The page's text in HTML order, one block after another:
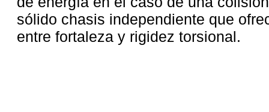
sólido chasis independiente que
entre fortaleza y rigidez torsional.